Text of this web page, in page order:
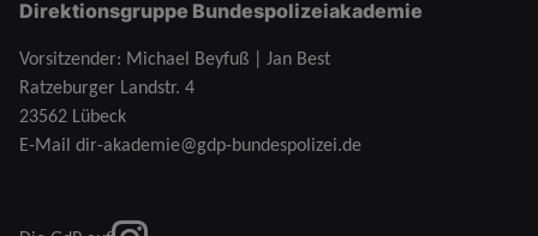
Direktionsgruppe Bundespolizeiakademie
Vorsitzender: Michael Beyfuß | Jan Best
Ratzeburger Landstr. 4
23562 Lübeck
E-Mail dir-akademie@gdp-bundespolizei.de
instagram